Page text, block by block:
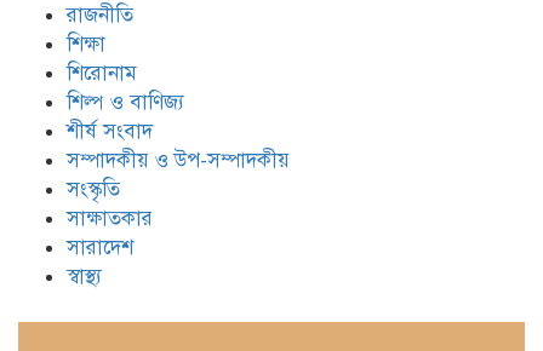
রাজনীতি
শিক্ষা
শিরোনাম
শিল্প ও বাণিজ্য
শীর্ষ সংবাদ
সম্পাদকীয় ও উপ-সম্পাদকীয়
সংস্কৃতি
সাক্ষাতকার
সারাদেশ
স্বাস্থ্য